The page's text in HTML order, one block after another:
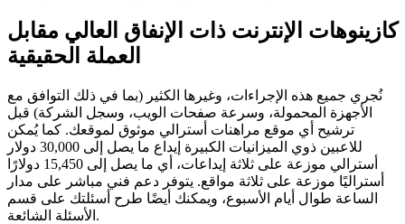
كازينوهات الإنترنت ذات الإنفاق العالي مقابل
العملة الحقيقية
نُجري جميع هذه الإجراءات، وغيرها الكثير (بما في ذلك التوافق مع
الأجهزة المحمولة، وسرعة صفحات الويب، وسجل الشركة) قبل
ترشيح أي موقع مراهنات أسترالي موثوق لموقعك. كما يُمكن
للاعبين ذوي الميزانيات الكبيرة إيداع ما يصل إلى 30,000 دولار
أسترالي موزعة على ثلاثة إيداعات، أي ما يصل إلى 15,450 دولارًا
أستراليًا موزعة على ثلاثة مواقع. يتوفر دعم فني مباشر على مدار
الساعة طوال أيام الأسبوع، ويمكنك أيضًا طرح أسئلتك على قسم
الأسئلة الشائعة.